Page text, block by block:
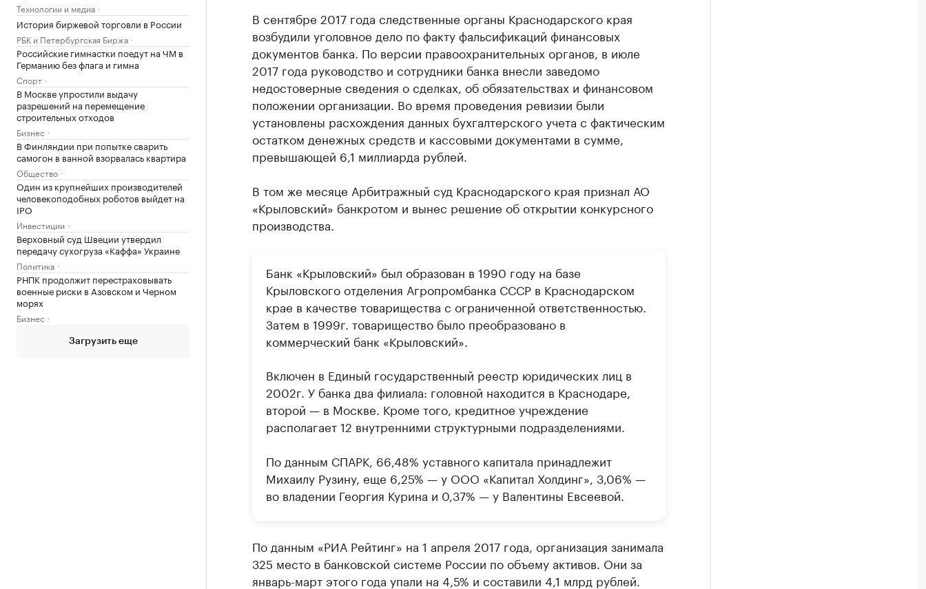
Технологии и медиа
История биржевой торговли в России
РБК и Петербургская Биржа
Российские гимнастки поедут на ЧМ в
Германию без флага и гимна
Спорт
В Москве упростили выдачу
разрешений на перемещение
строительных отходов
Бизнес
В Финляндии при попытке сварить
самогон в ванной взорвалась квартира
Общество
Один из крупнейших производителей
человекоподобных роботов выйдет на
IPO
Инвестиции
Верховный суд Швеции утвердил
передачу сухогруза «Каффа» Украине
Политика
РНПК продолжит перестраховывать
военные риски в Азовском и Черном
морях
Бизнес
Загрузить еще
В сентябре 2017 года следственные органы Краснодарского края
возбудили уголовное дело по факту фальсификаций финансовых
документов банка. По версии правоохранительных органов, в июле
2017 года руководство и сотрудники банка внесли заведомо
недостоверные сведения о сделках, об обязательствах и финансовом
положении организации. Во время проведения ревизии были
установлены расхождения данных бухгалтерского учета с фактическим
остатком денежных средств и кассовыми документами в сумме,
превышающей 6,1 миллиарда рублей.
В том же месяце Арбитражный суд Краснодарского края признал АО
«Крыловский» банкротом и вынес решение об открытии конкурсного
производства.
Банк «Крыловский» был образован в 1990 году на базе
Крыловского отделения Агропромбанка СССР в Краснодарском
крае в качестве товарищества с ограниченной ответственностью.
Затем в 1999г. товарищество было преобразовано в
коммерческий банк «Крыловский».
Включен в Единый государственный реестр юридических лиц в
2002г. У банка два филиала: головной находится в Краснодаре,
второй — в Москве. Кроме того, кредитное учреждение
располагает 12 внутренними структурными подразделениями.
По данным СПАРК, 66,48% уставного капитала принадлежит
Михаилу Рузину, еще 6,25% — у ООО «Капитал Холдинг», 3,06% —
во владении Георгия Курина и 0,37% — у Валентины Евсеевой.
По данным «РИА Рейтинг» на 1 апреля 2017 года, организация занимала
325 место в банковской системе России по объему активов. Они за
январь-март этого года упали на 4,5% и составили 4,1 млрд рублей.